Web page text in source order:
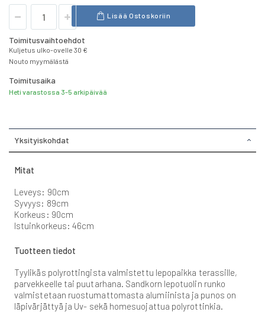
Lisää Ostoskoriin
Toimitusvaihtoehdot
Kuljetus ulko-ovelle 30 €
Nouto myymälästä
Toimitusaika
Heti varastossa 3-5 arkipäivää
Yksityiskohdat
Mitat
Leveys: 90cm
Syvyys: 89cm
Korkeus: 90cm
Istuinkorkeus: 46cm
Tuotteen tiedot
Tyylikäs polyrottingista valmistettu lepopaikka terassille,
parvekkeelle tai puutarhana. Sandkorn lepotuolin runko
valmistetaan ruostumattomasta alumiinista ja punos on
läpivärjättyä ja Uv- sekä homesuojattua polyrottinkia.